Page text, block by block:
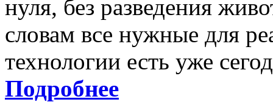
нуля, без разведения
словам все нужные для
технологии есть уже
Подробнее